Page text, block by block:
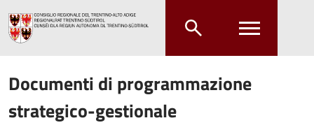
Documenti di programmazione
strategico-gestionale